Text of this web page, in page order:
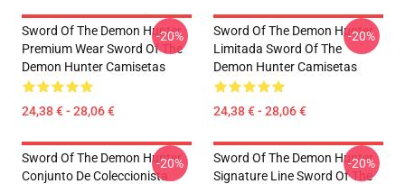
Sword Of The Demon Hunter
Premium Wear Sword Of The
Demon Hunter Camisetas
24,38 € - 28,06 €
-20%
Sword Of The Demon Hunter
Limitada Sword Of The
Demon Hunter Camisetas
24,38 € - 28,06 €
-20%
Sword Of The Demon Hunter
Conjunto De Coleccionista
-20%
Sword Of The Demon Hunter
Signature Line Sword Of The
-20%